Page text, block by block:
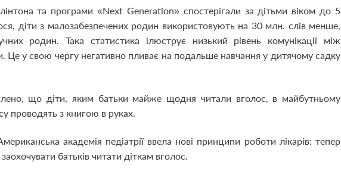
та програми «Next Generation» спостерігали за дітьми віком до 5
діти з малозабезпечених родин використовують на 30 млн. слів менше,
родин. Така статистика ілюструє низький рівень комунікації між
Це у свою чергу негативно пливає на подальше навчання у дитячому садку
що діти, яким батьки майже щодня читали вголос, в майбутньому
проводять з книгою в руках.
академія педіатрії ввела нові принципи роботи лікарів: тепер
батьків читати діткам вголос.